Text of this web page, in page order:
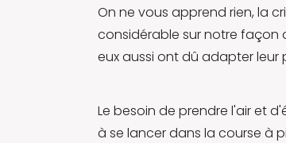
On ne vous apprend rien, la
considérable sur notre façon
eux aussi ont dû adapter leur
Le besoin de prendre l'air et
à se lancer dans la course à